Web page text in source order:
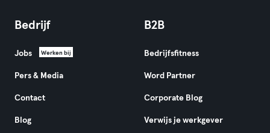
Bedrijf
Jobs Werken bij
Pers & Media
Contact
Blog
B2B
Bedrijfsfitness
Word Partner
Corporate Blog
Verwijs je werkgever